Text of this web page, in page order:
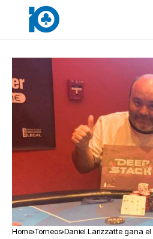
Home Torneos Daniel Larizzatte gana el